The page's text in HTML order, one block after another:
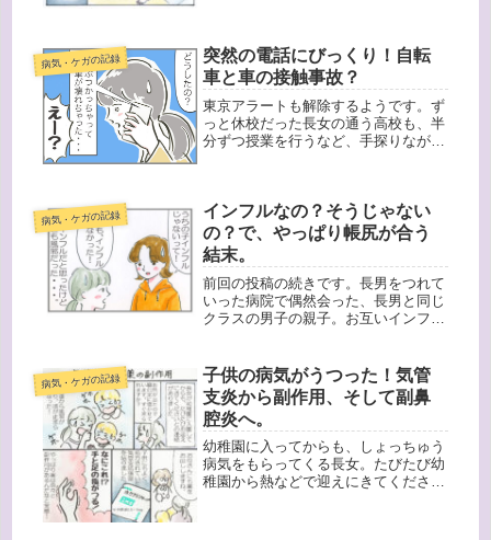
病気・ケガの記録
突然の電話にびっくり！自転
車と車の接触事故？
東京アラートも解除するようです。ず
っと休校だった長女の通う高校も、半
分ずつ授業を行うなど、手探りながら
てきました。それで、あらためて去年
の...
病気・ケガの記録
インフルなの？そうじゃない
の？で、やっぱり帳尻が合う
結末。
前回の投稿の続きです。長男をつれて
いった病院で偶然会った、長男と同じ
クラスの男子の親子。お互いインフル
熱から２０時間経過しているので、イ
ンフルエンザＢ型であっても検査で出
る...
病気・ケガの記録
子供の病気がうつった！気管
支炎から副作用、そして副鼻
腔炎へ。
幼稚園に入ってからも、しょっちゅう
病気をもらってくる長女。たびたび幼
稚園から熱などで迎えにきてください